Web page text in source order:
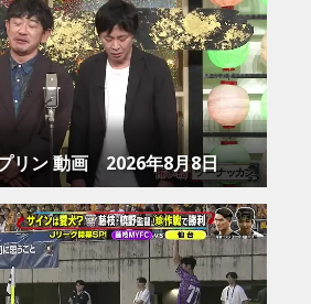
リン 動画 2026年8月8日